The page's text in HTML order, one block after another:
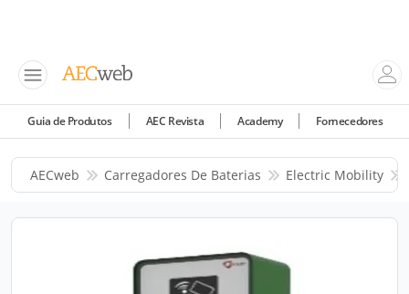
Guia de Produtos AEC Revista Academy Fornecedores
AECweb Carregadores De Baterias Electric Mobility